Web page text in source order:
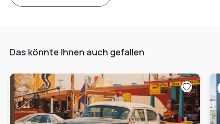
Das könnte Ihnen auch gefallen